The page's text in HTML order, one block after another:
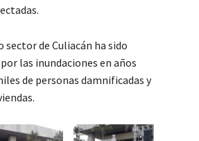
sector de Culiacán ha sido
las inundaciones en años
de personas damnificadas y